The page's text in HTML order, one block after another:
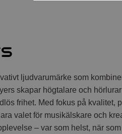
ljudvarumärke som
skapar högtalare och
frihet. Med fokus på kvalitet,
valet för musikälskare och
– var som helst, när